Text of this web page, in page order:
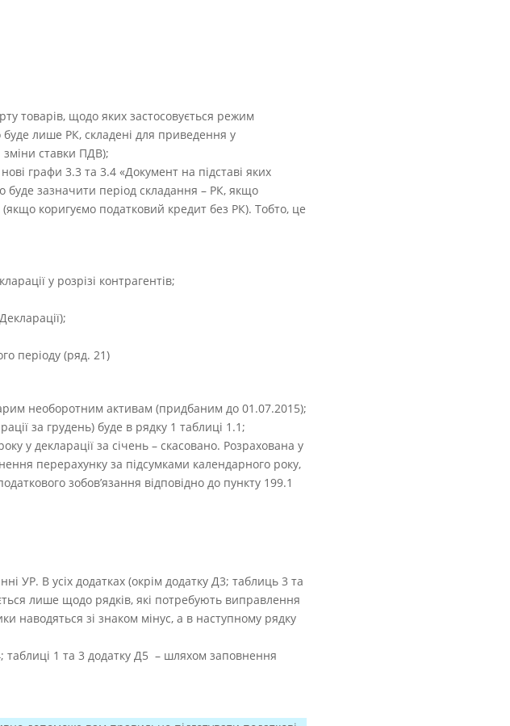
товарів, щодо яких застосовується режим
лише РК, складені для приведення у
ставки ПДВ);
графи 3.3 та 3.4 «Документ на підставі яких
буде зазначити період складання – РК, якщо
коригуємо податковий кредит без РК). Тобто, це
у розрізі контрагентів;
періоду (ряд. 21)
необоротним активам (придбаним до 01.07.2015);
за грудень) буде в рядку 1 таблиці 1.1;
у декларації за січень – скасовано. Розрахована у
перерахунку за підсумками календарного року,
зобов’язання відповідно до пункту 199.1
УР. В усіх додатках (окрім додатку Д3; таблиць 3 та
лише щодо рядків, які потребують виправлення
наводяться зі знаком мінус, а в наступному рядку
1 та 3 додатку Д5 – шляхом заповнення